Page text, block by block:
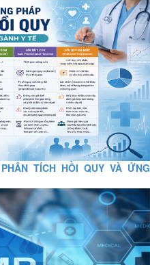
TÍCH HỒI QUY VÀ ỨNG